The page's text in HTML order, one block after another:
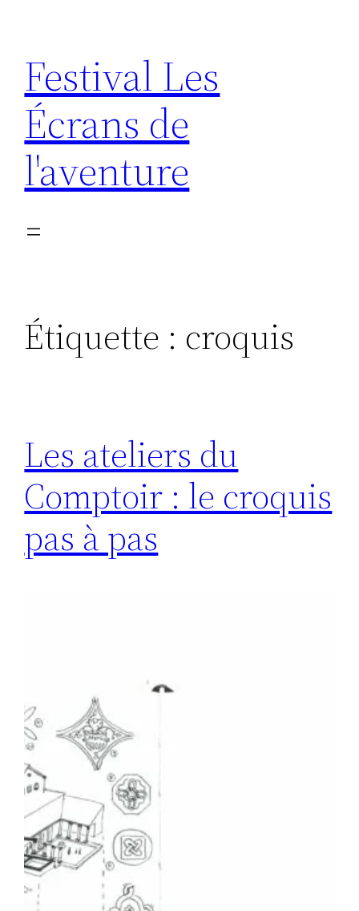
contenu
Festival Les
Écrans de
l'aventure
Étiquette : croquis
Les ateliers du
Comptoir : le croquis
pas à pas